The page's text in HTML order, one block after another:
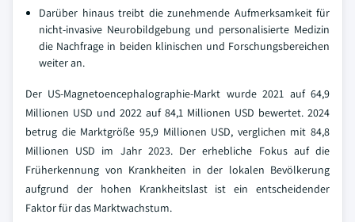
Darüber hinaus treibt die zunehmende Aufmerksamkeit für
nicht-invasive Neurobildgebung und personalisierte Medizin
die Nachfrage in beiden klinischen und Forschungsbereichen
weiter an.
Der US-Magnetoencephalographie-Markt wurde 2021 auf 64,9
Millionen USD und 2022 auf 84,1 Millionen USD bewertet. 2024
betrug die Marktgröße 95,9 Millionen USD, verglichen mit 84,8
Millionen USD im Jahr 2023. Der erhebliche Fokus auf die
Früherkennung von Krankheiten in der lokalen Bevölkerung
aufgrund der hohen Krankheitslast ist ein entscheidender
Faktor für das Marktwachstum.